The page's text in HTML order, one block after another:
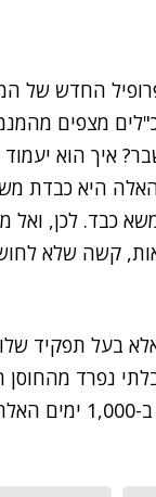
החדש של
מצפים
איך הוא
האלה היא כבדת
כבד. לכן, ואל
קשה שלא
אלא בעל תפקיד
נפרד מהחוסן
המנמ"רים יכולים לזקוף את הקומה: